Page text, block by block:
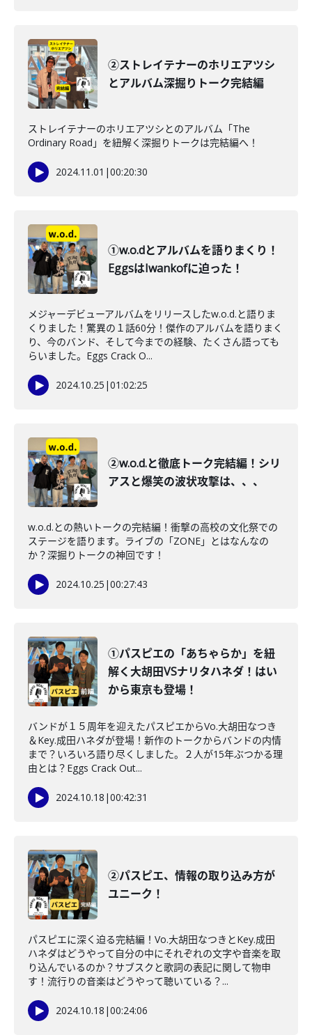
②ストレイテナーのホリエアツシ
とアルバム深掘りトーク完結編
ストレイテナーのホリエアツシとのアルバム「The
Ordinary Road」を紐解く深掘りトークは完結編へ！
2024.11.01 |00:20:30
①w.o.dとアルバムを語りまくり！
EggsはIwankofに迫った！
メジャーデビューアルバムをリリースしたw.o.d.と語りま
くりました！驚異の１話60分！傑作のアルバムを語りまく
り、今のバンド、そして今までの経験、たくさん語っても
らいました。Eggs Crack O...
2024.10.25 |01:02:25
②w.o.d.と徹底トーク完結編！シリ
アスと爆笑の波状攻撃は、、、
w.o.d.との熱いトークの完結編！衝撃の高校の文化祭での
ステージを語ります。ライブの「ZONE」とはなんなの
か？深掘りトークの神回です！
2024.10.25 |00:27:43
①パスピエの「あちゃらか」を紐
解く大胡田VSナリタハネダ！はい
から東京も登場！
バンドが１５周年を迎えたパスピエからVo.大胡田なつき
＆Key.成田ハネダが登場！新作のトークからバンドの内情
まで？いろいろ語り尽くしました。２人が15年ぶつかる理
由とは？Eggs Crack Out...
2024.10.18 |00:42:31
②パスピエ、情報の取り込み方が
ユニーク！
パスピエに深く迫る完結編！Vo.大胡田なつきとKey.成田
ハネダはどうやって自分の中にそれぞれの文字や音楽を取
り込んでいるのか？サブスクと歌詞の表記に関して物申
す！流行りの音楽はどうやって聴いている？...
2024.10.18 |00:24:06